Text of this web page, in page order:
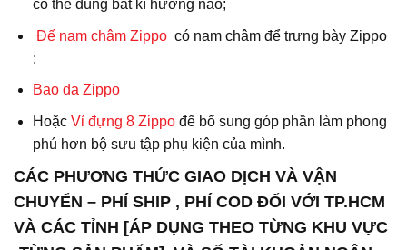
có thể dùng bất kì hướng nào;
Đế nam châm Zippocó nam châm để trưng bày Zippo
;
Bao da Zippo
Hoặc Vỉ đựng 8 Zippođể bổ sung góp phần làm phong
phú hơn bộ sưu tập phụ kiện của mình.
CÁC PHƯƠNG THỨC GIAO DỊCH VÀ VẬN
CHUYỂN – PHÍ SHIP , PHÍ COD ĐỐI VỚI TP.HCM
VÀ CÁC TỈNH [ÁP DỤNG THEO TỪNG KHU VỰC